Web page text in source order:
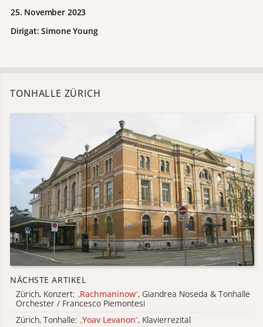
25. November 2023
Dirigat: Simone Young
TONHALLE ZÜRICH
NÄCHSTE ARTIKEL
Zürich, Konzert: „Rachmaninow“, Giandrea Noseda & Tonhalle
Orchester / Francesco Piemontesi
Zürich, Tonhalle: „Yoav Levanon“, Klavierrezital